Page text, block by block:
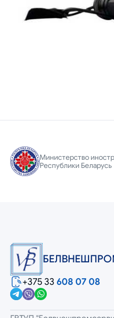
Министерство
Республики Беларусь
+375 33 608 07 08